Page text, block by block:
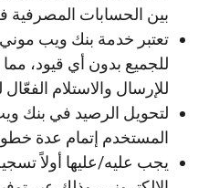
بين الحسابات المصرفية
تعتبر خدمة بنك ويب
للجميع بدون أي قيود، مما
للإرسال والاستلام الفعّال
لتحويل الرصيد في بنك
المستخدم إتمام عدة
يجب عليه/عليها أولاً